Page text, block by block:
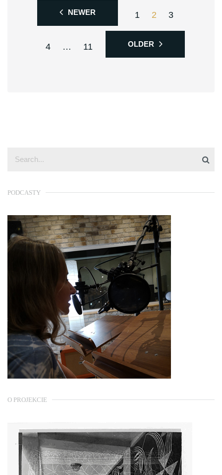
NEWER 1 2 3
4 … 11 OLDER
PODCASTY
O PROJEKCIE